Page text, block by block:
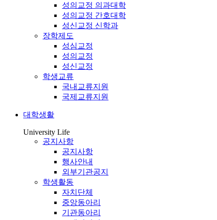
성의교정 의과대학
성의교정 간호대학
성신교정 신학과
장학제도
성심교정
성의교정
성신교정
학생교류
국내교류지원
국제교류지원
대학생활
University Life
공지사항
공지사항
행사안내
외부기관공지
학생활동
자치단체
중앙동아리
기관동아리